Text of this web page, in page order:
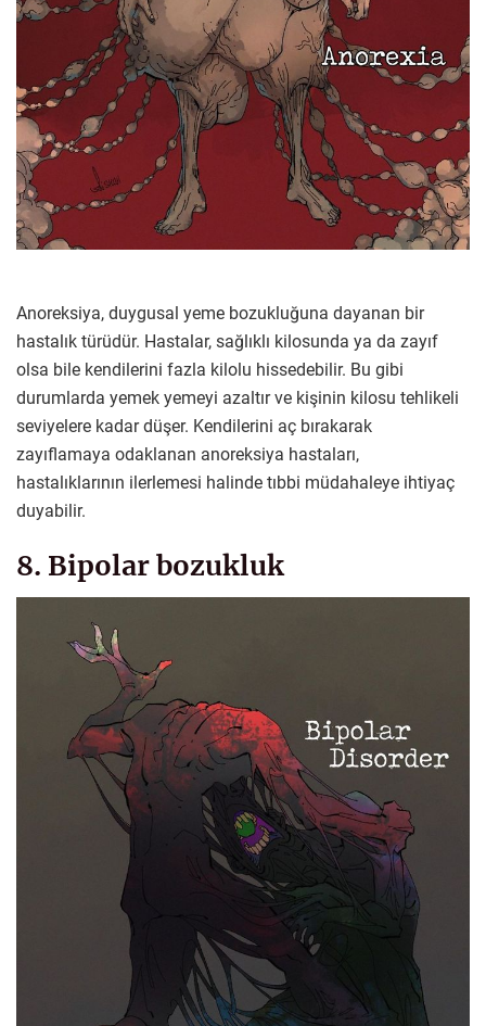
Anoreksiya, duygusal yeme bozukluğuna dayanan bir
hastalık türüdür. Hastalar, sağlıklı kilosunda ya da zayıf
olsa bile kendilerini fazla kilolu hissedebilir. Bu gibi
durumlarda yemek yemeyi azaltır ve kişinin kilosu tehlikeli
seviyelere kadar düşer. Kendilerini aç bırakarak
zayıflamaya odaklanan anoreksiya hastaları,
hastalıklarının ilerlemesi halinde tıbbi müdahaleye ihtiyaç
duyabilir.
8. Bipolar bozukluk